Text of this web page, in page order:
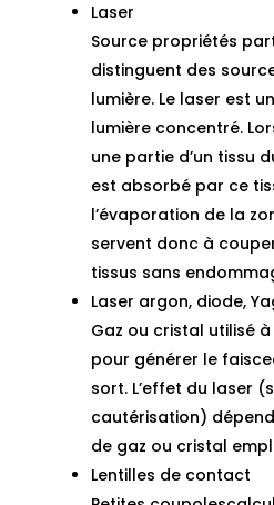
Laser
Source propriétés
distinguent des
lumière. Le laser est
lumière concentré.
une partie d’un tissu
est absorbé par ce
l’évaporation de la
servent donc à
tissus sans
Laser argon, diode,
Gaz ou cristal utilisé
pour générer le
sort. L’effet du laser
cautérisation)
de gaz ou cristal
Lentilles de contact